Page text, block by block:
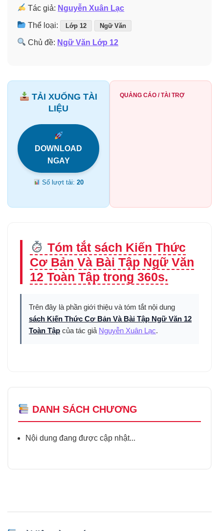
Tác giả: Nguyễn Xuân Lạc
Thể loại: Lớp 12 Ngữ Văn
Chủ đề: Ngữ Văn Lớp 12
TẢI XUỐNG TÀI
LIỆU
DOWNLOAD
NGAY
Số lượt tải:20
QUẢNG CÁO / TÀI TRỢ
Tóm tắt sách Kiến Thức
Cơ Bản Và Bài Tập Ngữ Văn
12 Toàn Tập trong 360s.
Trên đây là phần giới thiệu và tóm tắt nội dung
sách Kiến Thức Cơ Bản Và Bài Tập Ngữ Văn 12
Toàn Tập của tác giả Nguyễn Xuân Lạc.
DANH SÁCH CHƯƠNG
Nội dung đang được cập nhật...